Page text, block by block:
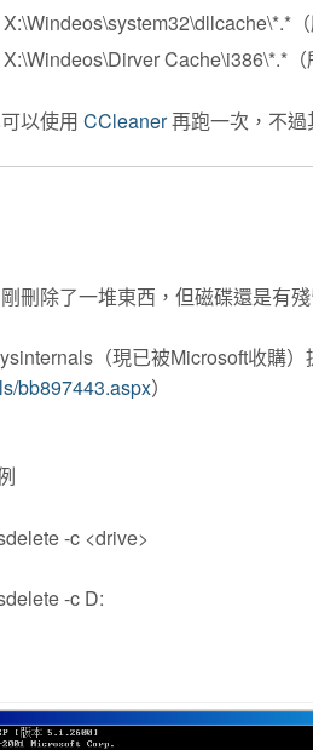
X:\Windeos\system32\dllcache\*.*
X:\Windeos\Dirver Cache\i386\*.*
以使用 CCleaner再跑一次，不過
刪除了一堆東西，但磁碟還是有
（現已被Microsoft收購
bb897443.aspx）
-c <drive>
-c D: